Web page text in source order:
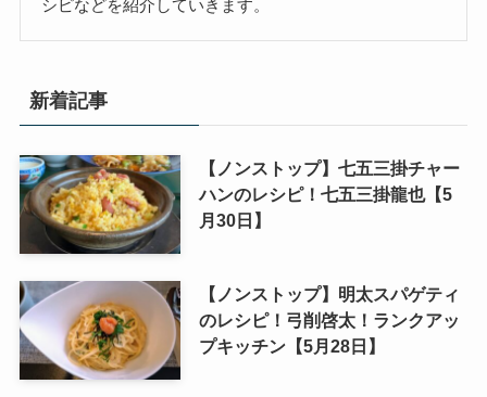
シピなどを紹介していきます。
新着記事
【ノンストップ】七五三掛チャー
ハンのレシピ！七五三掛龍也【5
月30日】
【ノンストップ】明太スパゲティ
のレシピ！弓削啓太！ランクアッ
プキッチン【5月28日】